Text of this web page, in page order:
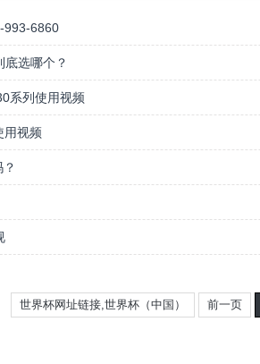
993-6860
选哪个？
系列使用视频
用视频
世界杯网址链接,世界杯（中国） 前一页